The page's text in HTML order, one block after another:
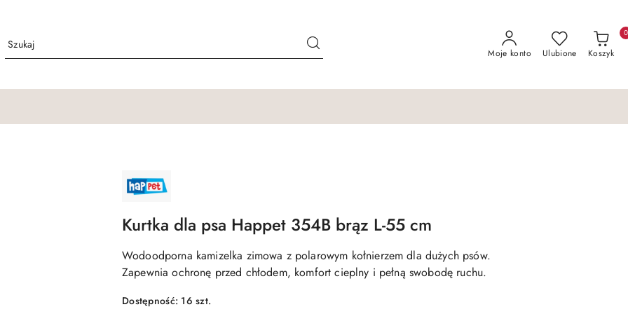
Moje konto Ulubione Koszyk
0
NAZWA
PRODUCENTA:
HAPPET
Kurtka dla psa Happet 354B brąz L-55 cm
Wodoodporna kamizelka zimowa z polarowym kołnierzem dla dużych psów.
Zapewnia ochronę przed chłodem, komfort cieplny i pełną swobodę ruchu.
Dostępność: 16szt.